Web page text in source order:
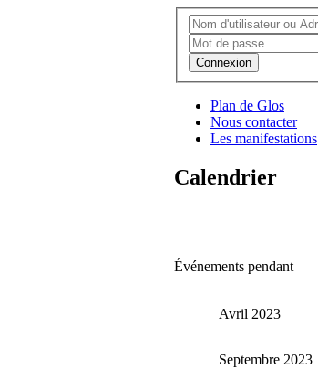
Connexion
Plan de Glos
Nous contacter
Les manifestations
Calendrier
Événements pendant
Avril 2023
Septembre 2023